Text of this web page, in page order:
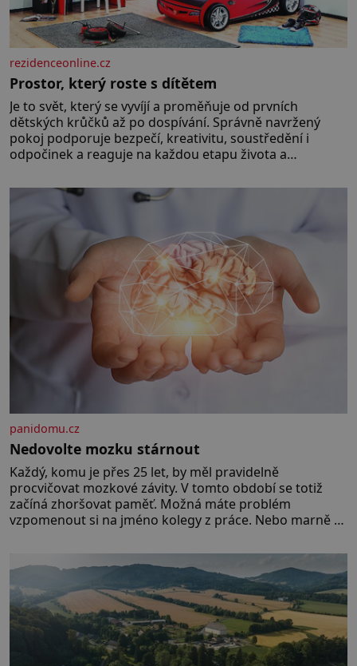
rezidenceonline.cz
Prostor, který roste s dítětem
Je to svět, který se vyvíjí a proměňuje od prvních
dětských krůčků až po dospívání. Správně navržený
pokoj podporuje bezpečí, kreativitu, soustředění i
odpočinek a reaguje na každou etapu života a
jednoduchost, měkkost a bezpečí, proto by pokoj
miminka měl působit především klidně a útulně.
Předškolní věk je
panidomu.cz
Nedovolte mozku stárnout
Každý, komu je přes 25 let, by měl pravidelně
procvičovat mozkové závity. V tomto období se totiž
začíná zhoršovat paměť. Možná máte problém
vzpomenout si na jméno kolegy z práce. Nebo marně v
Je to opravdu tak, s věkem jako kdyby se paměť
rozhodla stávkovat. Cvičte